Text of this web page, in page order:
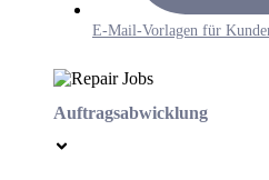
E-Mail-Vorlagen für
Auftragsabwicklung